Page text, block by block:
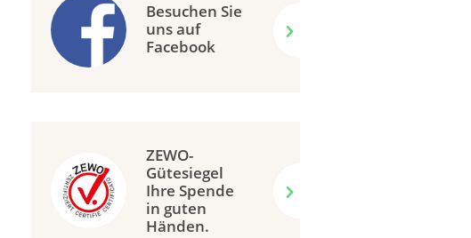
Besuchen Sie
uns auf
Facebook
ZEWO-
Gütesiegel
Ihre Spende
in guten
Händen.